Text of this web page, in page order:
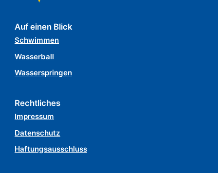
Auf einen Blick
Schwimmen
Wasserball
Wasserspringen
Rechtliches
Impressum
Datenschutz
Haftungsausschluss